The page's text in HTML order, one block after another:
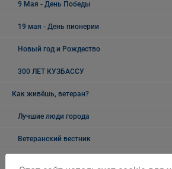
9 Мая - День Победы
19 мая - День пионерии
Новый год и Рождество
300 ЛЕТ КУЗБАССУ
Как живёшь, ветеран?
Лучшие люди города
Ветеранский вестник